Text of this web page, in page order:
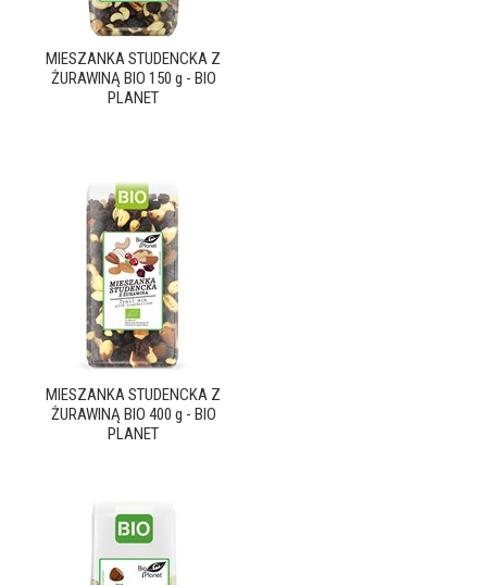
MIESZANKA STUDENCKA Z
ŻURAWINĄ BIO 150 g - BIO
PLANET
MIESZANKA STUDENCKA Z
ŻURAWINĄ BIO 400 g - BIO
PLANET